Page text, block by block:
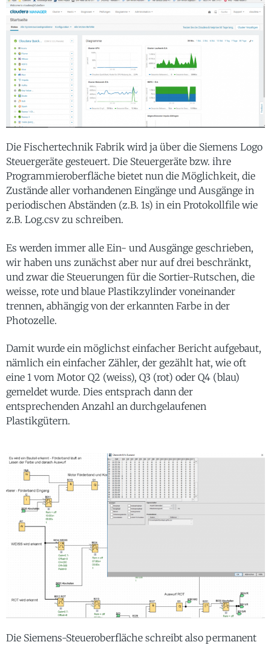
Die Fischertechnik Fabrik wird ja über die Siemens Logo
Steuergeräte gesteuert. Die Steuergeräte bzw. ihre
Programmieroberfläche bietet nun die Möglichkeit, die
Zustände aller vorhandenen Eingänge und Ausgänge in
periodischen Abständen (z.B. 1s) in ein Protokollfile wie
z.B. Log.csv zu schreiben.
Es werden immer alle Ein- und Ausgänge geschrieben,
wir haben uns zunächst aber nur auf drei beschränkt,
und zwar die Steuerungen für die Sortier-Rutschen, die
weisse, rote und blaue Plastikzylinder voneinander
trennen, abhängig von der erkannten Farbe in der
Photozelle.
Damit wurde ein möglichst einfacher Bericht aufgebaut,
nämlich ein einfacher Zähler, der gezählt hat, wie oft
eine 1 vom Motor Q2 (weiss), Q3 (rot) oder Q4 (blau)
gemeldet wurde. Dies entsprach dann der
entsprechenden Anzahl an durchgelaufenen
Plastikgütern.
Die Siemens-Steueroberfläche schreibt also permanent